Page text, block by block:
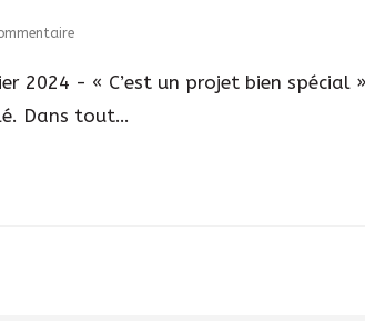
2024 - « C’est un projet bien
Dans tout…